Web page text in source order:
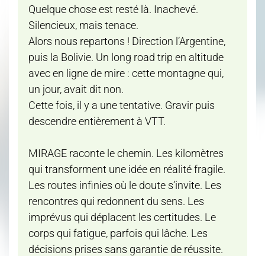
Quelque chose est resté là. Inachevé.
Silencieux, mais tenace.
Alors nous repartons ! Direction l’Argentine,
puis la Bolivie. Un long road trip en altitude
avec en ligne de mire : cette montagne qui,
un jour, avait dit non.
Cette fois, il y a une tentative. Gravir puis
descendre entièrement à VTT.
MIRAGE raconte le chemin. Les kilomètres
qui transforment une idée en réalité fragile.
Les routes infinies où le doute s’invite. Les
rencontres qui redonnent du sens. Les
imprévus qui déplacent les certitudes. Le
corps qui fatigue, parfois qui lâche. Les
décisions prises sans garantie de réussite.